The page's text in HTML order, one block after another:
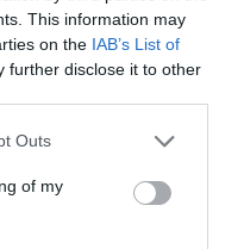
This information may
on the IAB’s List of
further disclose it to other
one or more Google
You may click to
its third-party tags to
in below Google
Outs
of my